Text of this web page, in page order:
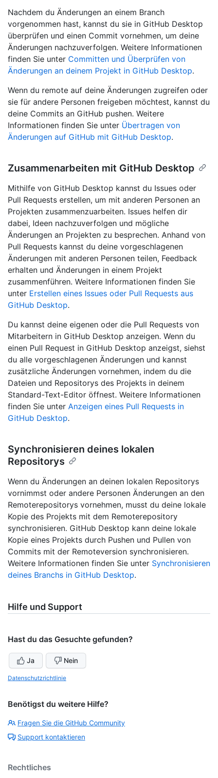
Nachdem du Änderungen an einem Branch
vorgenommen hast, kannst du sie in GitHub Desktop
überprüfen und einen Commit vornehmen, um deine
Änderungen nachzuverfolgen. Weitere Informationen
finden Sie unter Committen und Überprüfen von
Änderungen an deinem Projekt in GitHub Desktop.
Wenn du remote auf deine Änderungen zugreifen oder
sie für andere Personen freigeben möchtest, kannst du
deine Commits an GitHub pushen. Weitere
Informationen finden Sie unter Übertragen von
Änderungen auf GitHub mit GitHub Desktop.
Zusammenarbeiten mit GitHub Desktop
Mithilfe von GitHub Desktop kannst du Issues oder
Pull Requests erstellen, um mit anderen Personen an
Projekten zusammenzuarbeiten. Issues helfen dir
dabei, Ideen nachzuverfolgen und mögliche
Änderungen an Projekten zu besprechen. Anhand von
Pull Requests kannst du deine vorgeschlagenen
Änderungen mit anderen Personen teilen, Feedback
erhalten und Änderungen in einem Projekt
zusammenführen. Weitere Informationen finden Sie
unter Erstellen eines Issues oder Pull Requests aus
GitHub Desktop.
Du kannst deine eigenen oder die Pull Requests von
Mitarbeitern in GitHub Desktop anzeigen. Wenn du
einen Pull Request in GitHub Desktop anzeigst, siehst
du alle vorgeschlagenen Änderungen und kannst
zusätzliche Änderungen vornehmen, indem du die
Dateien und Repositorys des Projekts in deinem
Standard-Text-Editor öffnest. Weitere Informationen
finden Sie unter Anzeigen eines Pull Requests in
GitHub Desktop.
Synchronisieren deines lokalen
Repositorys
Wenn du Änderungen an deinen lokalen Repositorys
vornimmst oder andere Personen Änderungen an den
Remoterepositorys vornehmen, musst du deine lokale
Kopie des Projekts mit dem Remoterepository
synchronisieren. GitHub Desktop kann deine lokale
Kopie eines Projekts durch Pushen und Pullen von
Commits mit der Remoteversion synchronisieren.
Weitere Informationen finden Sie unter Synchronisieren
deines Branchs in GitHub Desktop.
Hilfe und Support
Hast du das Gesuchte gefunden?
Ja Nein
Datenschutzrichtlinie
Benötigst du weitere Hilfe?
Fragen Sie die GitHub Community
Support kontaktieren
Rechtliches